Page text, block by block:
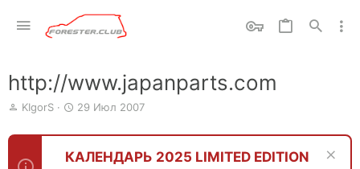
http://www.japanparts.com
А
т
р
KIgorS
Д
т
а
н
29 Июл 2007
КАЛЕНДАРЬ 2025 LIMITED EDITION